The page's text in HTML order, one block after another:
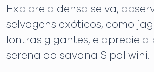
Explore a densa selva,
selvagens exóticos, como
lontras gigantes, e aprecie a
serena da savana Sipaliwini.